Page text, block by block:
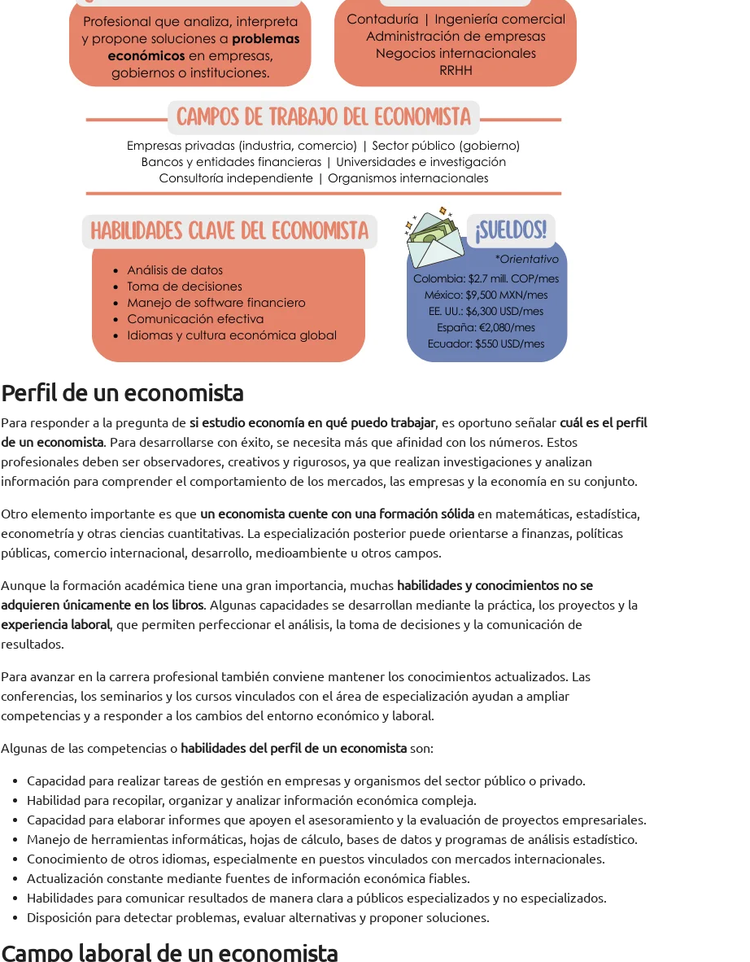
Perfil de un economista
Para responder a la pregunta de si estudio economía en qué puedo trabajar, es oportuno señalar cuál es el perfil
de un economista. Para desarrollarse con éxito, se necesita más que afinidad con los números. Estos
profesionales deben ser observadores, creativos y rigurosos, ya que realizan investigaciones y analizan
información para comprender el comportamiento de los mercados, las empresas y la economía en su conjunto.
Otro elemento importante es que un economista cuente con una formación sólidaen matemáticas, estadística,
econometría y otras ciencias cuantitativas. La especialización posterior puede orientarse a finanzas, políticas
públicas, comercio internacional, desarrollo, medioambiente u otros campos.
Aunque la formación académica tiene una gran importancia, muchas habilidades y conocimientos no se
adquieren únicamente en los libros. Algunas capacidades se desarrollan mediante la práctica, los proyectos y la
experiencia laboral, que permiten perfeccionar el análisis, la toma de decisiones y la comunicación de
resultados.
Para avanzar en la carrera profesional también conviene mantener los conocimientos actualizados. Las
conferencias, los seminarios y los cursos vinculados con el área de especialización ayudan a ampliar
competencias y a responder a los cambios del entorno económico y laboral.
Algunas de las competencias o habilidades del perfil de un economistason:
Capacidad para realizar tareas de gestión en empresas y organismos del sector público o privado.
Habilidad para recopilar, organizar y analizar información económica compleja.
Capacidad para elaborar informes que apoyen el asesoramiento y la evaluación de proyectos empresariales.
Manejo de herramientas informáticas, hojas de cálculo, bases de datos y programas de análisis estadístico.
Conocimiento de otros idiomas, especialmente en puestos vinculados con mercados internacionales.
Actualización constante mediante fuentes de información económica fiables.
Habilidades para comunicar resultados de manera clara a públicos especializados y no especializados.
Disposición para detectar problemas, evaluar alternativas y proponer soluciones.
Campo laboral de un economista